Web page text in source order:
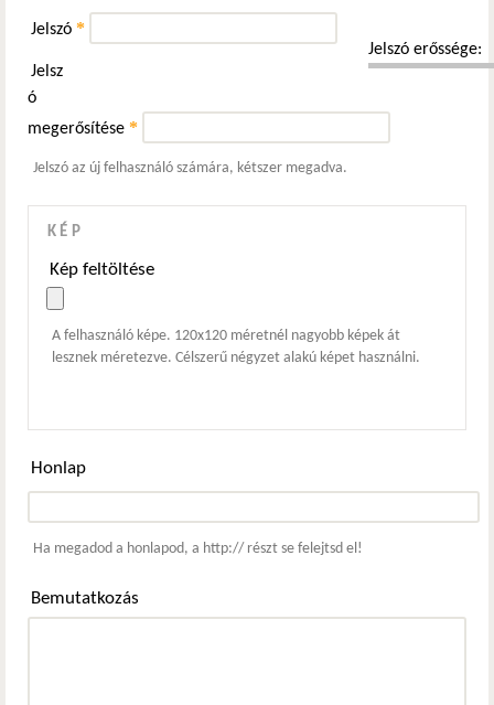
Jelszó erőssége:
Jelszó *
Jelsz
ó
megerősítése *
Jelszó az új felhasználó számára, kétszer megadva.
KÉP
Kép feltöltése
A felhasználó képe. 120x120 méretnél nagyobb képek át
lesznek méretezve. Célszerű négyzet alakú képet használni.
Honlap
Ha megadod a honlapod, a http:// részt se felejtsd el!
Bemutatkozás